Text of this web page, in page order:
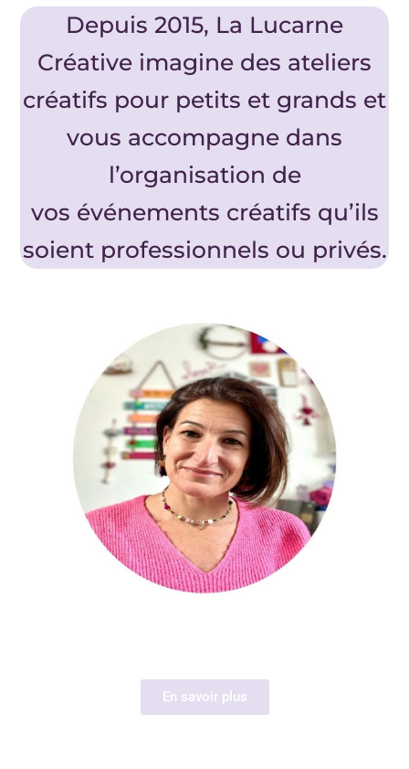
Depuis 2015, La Lucarne
Créative imagine des ateliers
créatifs pour petits et grands et
vous accompagne dans
l’organisation de
vos événements créatifs qu’ils
soient professionnels ou privés.
En savoir plus